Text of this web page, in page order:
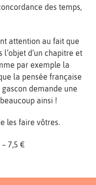
des temps,
attention au fait que
d’un chapitre et
par exemple la
la pensée française
demande une
ainsi !
les faire vôtres.
7,5 €